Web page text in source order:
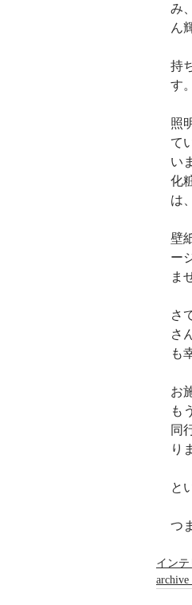
み
ん
持
す
照
て
い
化
は
壁
ー
ま
さ
さ
も
お
も
同
り
と
つ
イン
archive